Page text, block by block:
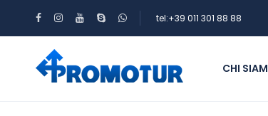
tel:+39 011 301 88 88
CHI